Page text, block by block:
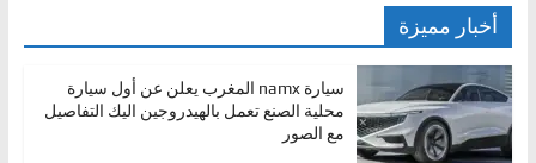
أخبار مميزة
سيارة namx المغرب يعلن عن أول سيارة
محلية الصنع تعمل بالهيدروجين اليك التفاصيل
مع الصور